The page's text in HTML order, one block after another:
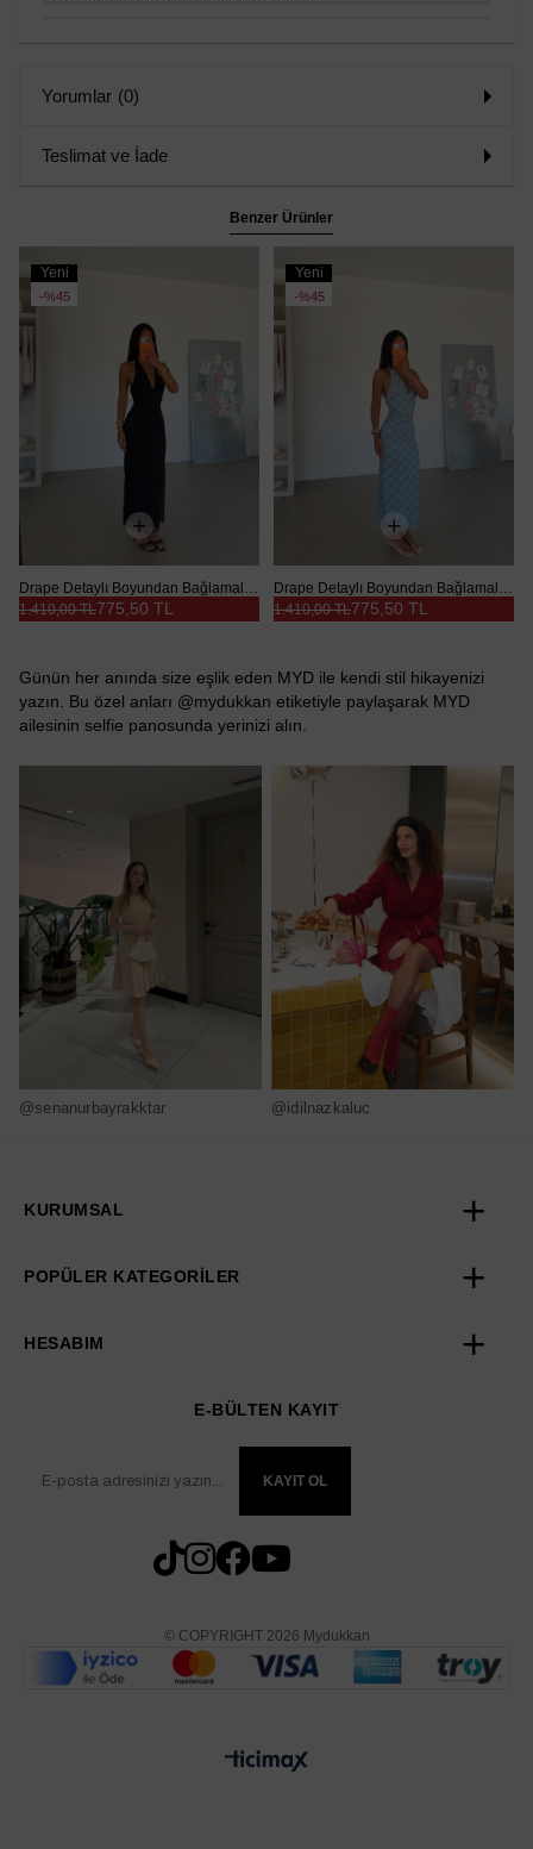
Yorumlar (0)
Teslimat ve İade
Benzer Ürünler
Yeni
Ürün
%45
Drape Detaylı Boyundan Bağlamalı Elbise - Siyah
775,50 TL
1.410,00 TL
Yeni
Ürün
%45
Drape Detaylı Boyundan Bağlamalı Elbise - Mavi
775,50 TL
1.410,00 TL
Günün her anında size eşlik eden MYD ile kendi stil hikayenizi
yazın. Bu özel anları @mydukkan etiketiyle paylaşarak MYD
ailesinin selfie panosunda yerinizi alın.
@senanurbayrakktar @idilnazkaluc
KURUMSAL
POPÜLER KATEGORİLER
HESABIM
E-BÜLTEN KAYIT
KAYIT OL
© COPYRIGHT 2026 Mydukkan